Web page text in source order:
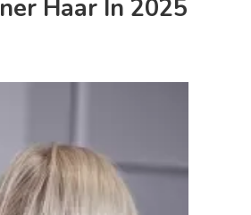
Haar In 2025